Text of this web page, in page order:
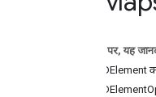
इस पेज पर, यह
Map3DElement